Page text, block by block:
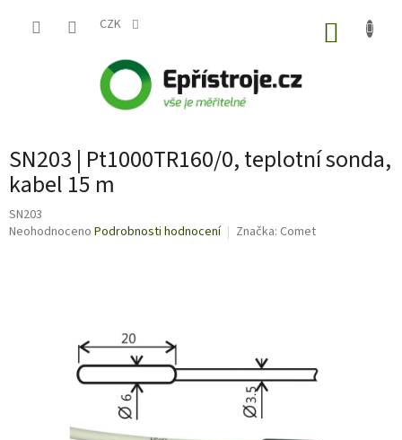
CZK
SN203 | Pt1000TR160/0, teplotní sonda,
kabel 15 m
SN203
Průměrné
Neohodnoceno Podrobnosti hodnocení Značka: Comet